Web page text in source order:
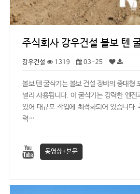
주식회사 강우건설 볼보 텐
강우건설 1319 03-25
볼보 텐 굴삭기는 볼보 건설 장비의 중대형
널리 사용됩니다. 이 굴삭기는 강력한 엔
있어 대규모 작업에 최적화되어 있습니다
력…
동영상+본문